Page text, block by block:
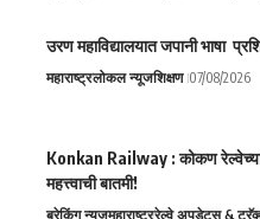
उरण महाविद्यालयात जपानी भाषा
महाराष्ट्रलोकल न्यूजशिक्षण 07/08/2026
Konkan Railway : कोकण रेल्वेच्या
महत्त्वाची बातमी!
ब्रेकिंग न्यूजमहाराष्ट्ररेल्वे अपडेट्स &